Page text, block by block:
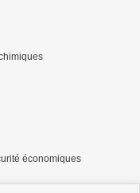
économiques